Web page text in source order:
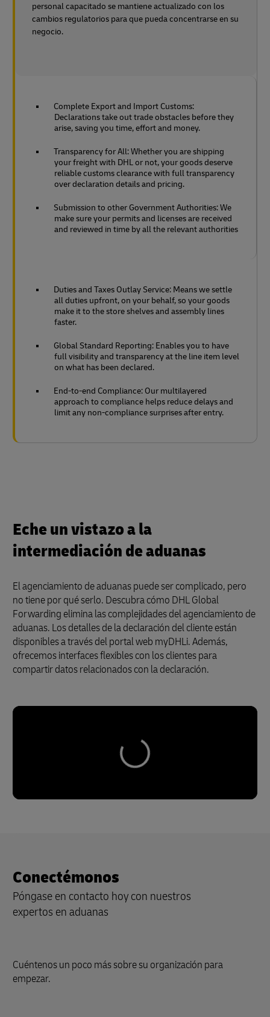
personal capacitado se mantiene actualizado con los
cambios regulatorios para que pueda concentrarse en su
negocio.
Complete Export and Import Customs:
Declarations take out trade obstacles before they
arise, saving you time, effort and money.
Transparency for All: Whether you are shipping
your freight with DHL or not, your goods deserve
reliable customs clearance with full transparency
over declaration details and pricing.
Submission to other Government Authorities: We
make sure your permits and licenses are received
and reviewed in time by all the relevant authorities
Duties and Taxes Outlay Service: Means we settle
all duties upfront, on your behalf, so your goods
make it to the store shelves and assembly lines
faster.
Global Standard Reporting: Enables you to have
full visibility and transparency at the line item level
on what has been declared.
End-to-end Compliance: Our multilayered
approach to compliance helps reduce delays and
limit any non-compliance surprises after entry.
Eche un vistazo a la
intermediación de aduanas
El agenciamiento de aduanas puede ser complicado, pero
no tiene por qué serlo. Descubra cómo DHL Global
Forwarding elimina las complejidades del agenciamiento de
aduanas. Los detalles de la declaración del cliente están
disponibles a través del portal web myDHLi. Además,
ofrecemos interfaces flexibles con los clientes para
compartir datos relacionados con la declaración.
Conectémonos
Póngase en contacto hoy con nuestros
expertos en aduanas
Cuéntenos un poco más sobre su organización para
empezar.